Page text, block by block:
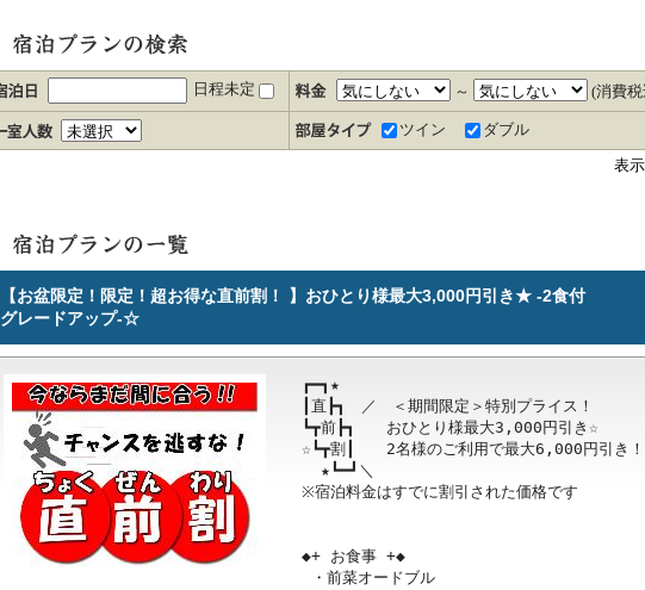
日程未定 ～ (消費
ツイン
ダブル
表
【お盆限定！限定！超お得な直前割！ 】おひとり様最大3,000円引き★ -2食付
グレードアップ-☆
┏━┓★
┃直┣┓　／　＜期間限定＞特別プライス！
┗┳前┣┓　　おひとり様最大3,000円引き☆
☆┗┳割┃　　2名様のご利用で最大6,000円引き！
※宿泊料金はすでに割引された価格です
◆+ お食事 +◆